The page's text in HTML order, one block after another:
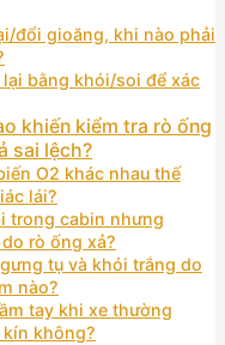
đổi gioăng, khi nào phải
lại bằng khói/soi để xác
khiến kiểm tra rò ống
sai lệch?
O2 khác nhau thế
lái?
trong cabin nhưng
rò ống xả?
tụ và khói trắng do
nào?
tay khi xe thường
không?